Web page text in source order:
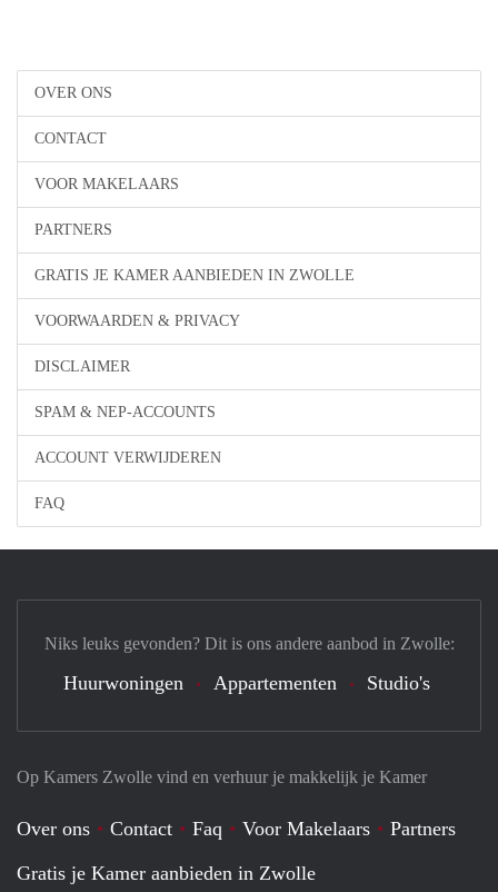
OVER ONS
CONTACT
VOOR MAKELAARS
PARTNERS
GRATIS JE KAMER AANBIEDEN IN ZWOLLE
VOORWAARDEN & PRIVACY
DISCLAIMER
SPAM & NEP-ACCOUNTS
ACCOUNT VERWIJDEREN
FAQ
Op Kamers Zwolle vind en verhuur je makkelijk je Kamer
Over ons Contact Faq Voor Makelaars
Partners
Gratis je Kamer aanbieden in Zwolle
Niks leuks gevonden? Dit is ons andere aanbod in Zwolle:
Huurwoningen Appartementen Studio's